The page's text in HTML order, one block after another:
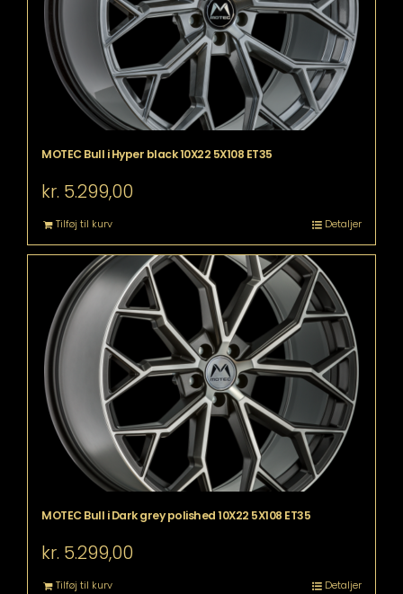
MOTEC Bull i Hyper black 10X22 5X108 ET35
kr. 5.299,00
Tilføj til kurv Detaljer
MOTEC Bull i Dark grey polished 10X22 5X108 ET35
kr. 5.299,00
Tilføj til kurv Detaljer